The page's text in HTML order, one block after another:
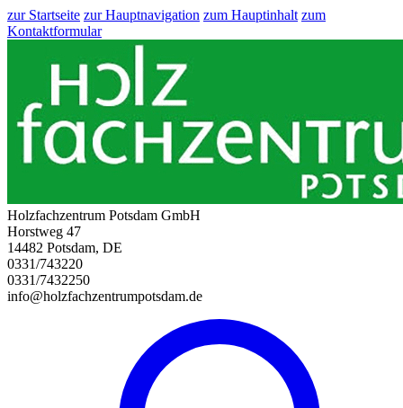
zur Startseite zur Hauptnavigation zum Hauptinhalt zum
Kontaktformular
Holzfachzentrum Potsdam GmbH
Horstweg 47
14482 Potsdam, DE
0331/743220
0331/7432250
info@holzfachzentrumpotsdam.de